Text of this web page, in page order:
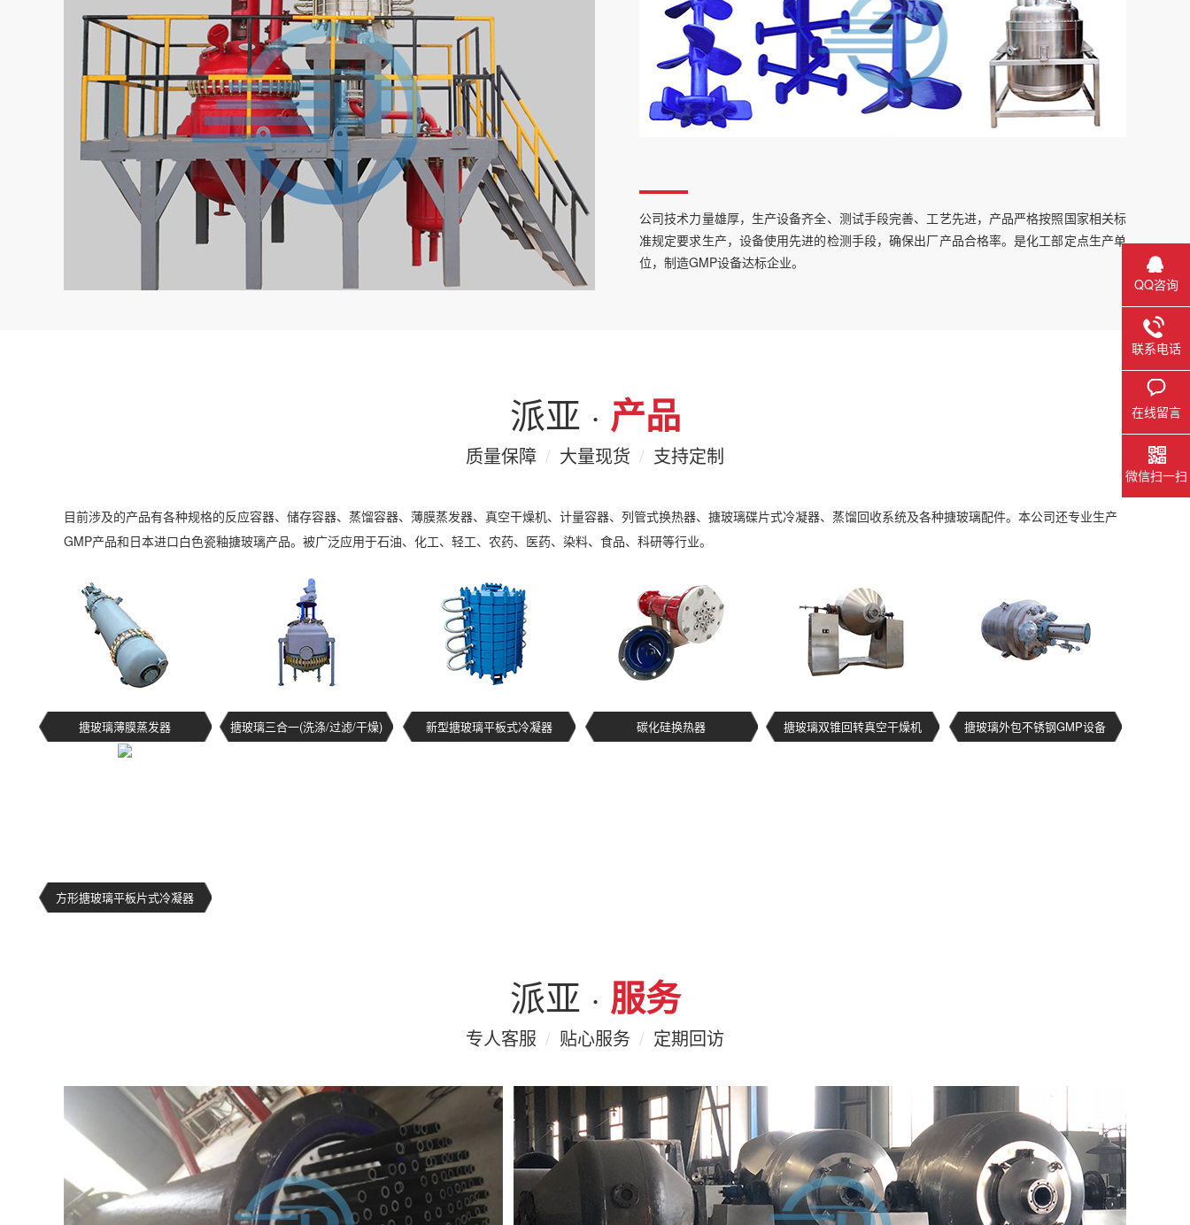
公司技术力量雄厚，生产设备齐全、测试手段完善、工艺先进，产品严格按照国家相关标
准规定要求生产，设备使用先进的检测手段，确保出厂产品合格率。是化工部定点生产单
位，制造GMP设备达标企业。
派亚 · 产品
质量保障 / 大量现货 / 支持定制
目前涉及的产品有各种规格的反应容器、储存容器、蒸馏容器、薄膜蒸发器、真空干燥机、计量容器、列管式换热器、搪玻璃碟片式冷凝器、蒸馏回收系统及各种搪玻璃配件。本公司还专业生产
GMP产品和日本进口白色瓷釉搪玻璃产品。被广泛应用于石油、化工、轻工、农药、医药、染料、食品、科研等行业。
搪玻璃薄膜蒸发器 搪玻璃三合一(洗涤/过滤/干燥) 新型搪玻璃平板式冷凝器 碳化硅换热器 搪玻璃双锥回转真空干燥机 搪玻璃外包不锈钢GMP设备
方形搪玻璃平板片式冷凝器
派亚 · 服务
专人客服 / 贴心服务 / 定期回访
QQ咨询
联系电话
在线留言
微信扫一扫